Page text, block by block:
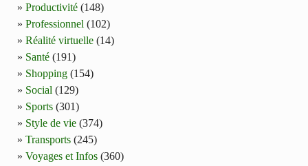
Productivité (148)
Professionnel (102)
Réalité virtuelle (14)
Santé (191)
Shopping (154)
Social (129)
Sports (301)
Style de vie (374)
Transports (245)
Voyages et Infos (360)